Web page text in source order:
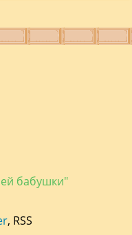
бабушки"
, RSS